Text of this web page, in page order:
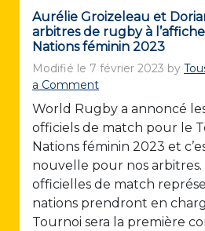
Aurélie Groizeleau et
arbitres de rugby à
Nations féminin 2023
Modifié le 7 février 2023 by
a Comment
World Rugby a annoncé
officiels de match pour le
Nations féminin 2023 et
nouvelle pour nos
officielles de match
nations prendront en
Tournoi sera la première